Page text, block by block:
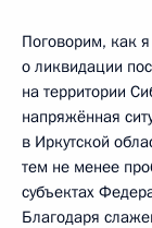
Поговорим, как
о ликвидации
на территории
напряжённая
в Иркутской
тем не менее
субъектах
Благодаря